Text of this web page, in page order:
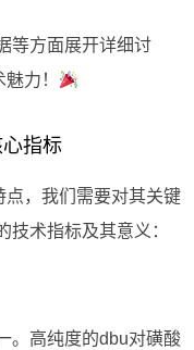
等方面展开详细讨
力！
指标
，我们需要对其关键
术指标及其意义：
。高纯度的dbu对磺酸